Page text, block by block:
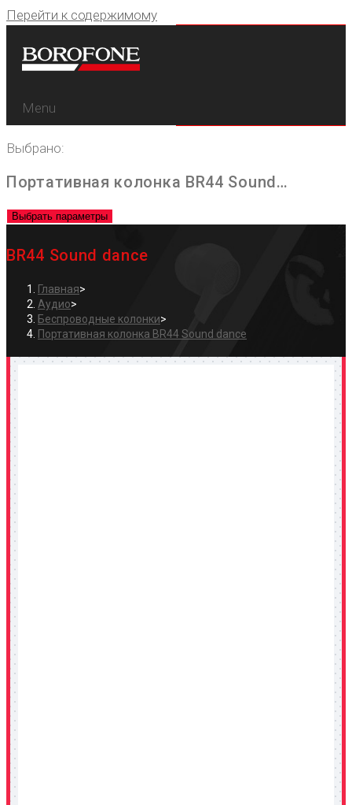
Перейти к содержимому
Menu
Выбрано:
Портативная колонка BR44 Sound…
Выбрать параметры
BR44 Sound dance
Главная>
Аудио>
Беспроводные колонки>
Портативная колонка BR44 Sound dance